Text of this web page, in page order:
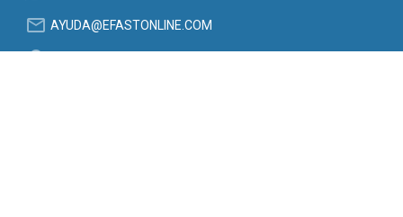
mail_outline AYUDA@EFASTONLINE.COM
location_on